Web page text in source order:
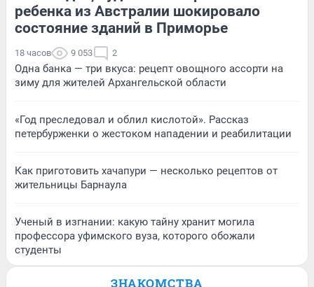
ребенка из Австралии шокировало
состояние зданий в Приморье
18 часов 9 053 2
Одна банка — три вкуса: рецепт овощного ассорти на
зиму для жителей Архангельской области
«Год преследовал и облил кислотой». Рассказ
петербурженки о жестоком нападении и реабилитации
Как приготовить хачапури — несколько рецептов от
жительницы Барнаула
Ученый в изгнании: какую тайну хранит могила
профессора уфимского вуза, которого обожали
студенты
ЗНАКОМСТВА